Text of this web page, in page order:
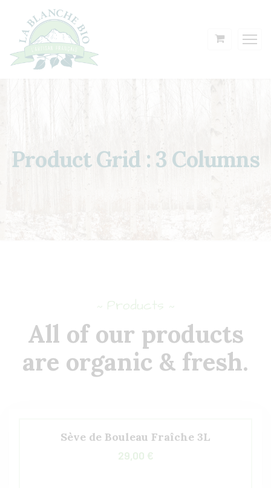
Product Grid : 3 Columns
~ Products ~
All of our products
are organic & fresh.
Sève de Bouleau Fraîche 3L
29,00 €